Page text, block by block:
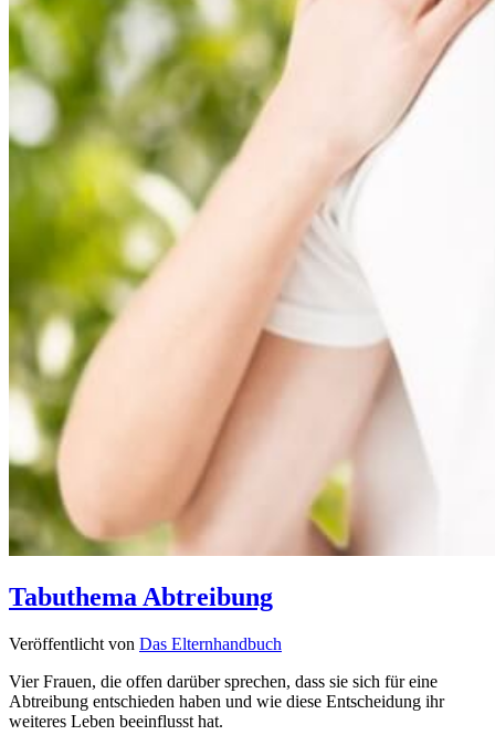
Tabuthema Abtreibung
Veröffentlicht von Das Elternhandbuch
Vier Frauen, die offen darüber sprechen, dass sie sich für eine
Abtreibung entschieden haben und wie diese Entscheidung ihr
weiteres Leben beeinflusst hat.